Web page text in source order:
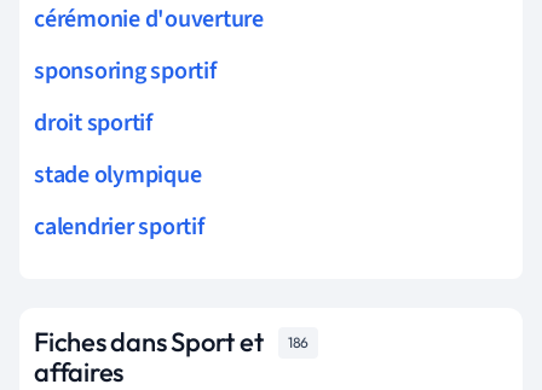
cérémonie d'ouverture
sponsoring sportif
droit sportif
stade olympique
calendrier sportif
Fiches dans Sport et
affaires
186